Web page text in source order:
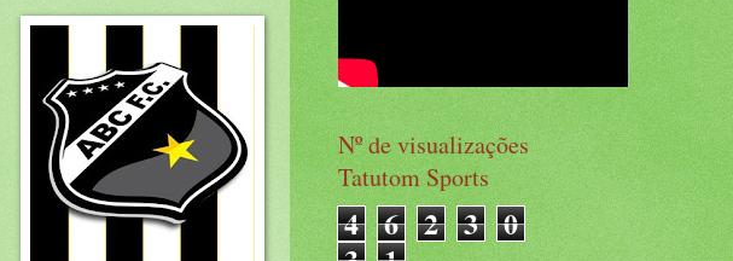
Nº de visualizações
Tatutom Sports
4 6 2 3 0